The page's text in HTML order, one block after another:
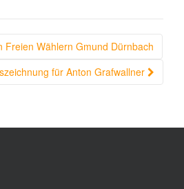
Freien Wählern Gmund Dürnbach
für Anton Grafwallner